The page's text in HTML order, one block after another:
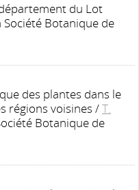
du Lot
Botanique de
des plantes dans le
régions voisines /T.
Botanique de